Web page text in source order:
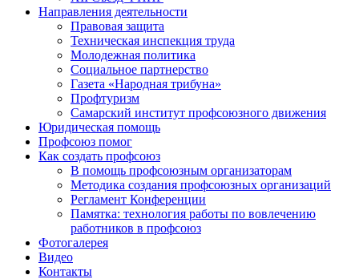
Направления деятельности
Правовая защита
Техническая инспекция труда
Молодежная политика
Социальное партнерство
Газета «Народная трибуна»
Профтуризм
Самарский институт профсоюзного движения
Юридическая помощь
Профсоюз помог
Как создать профсоюз
В помощь профсоюзным организаторам
Методика создания профсоюзных организаций
Регламент Конференции
Памятка: технология работы по вовлечению
работников в профсоюз
Фотогалерея
Видео
Контакты